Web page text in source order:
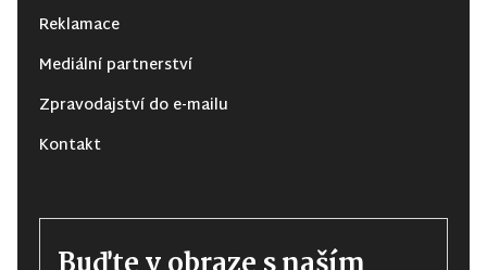
Reklamace
Mediální partnerství
Zpravodajství do e-mailu
Kontakt